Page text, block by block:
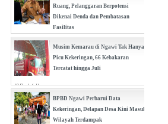
Ruang, Pelanggaran Berpotensi
Dikenai Denda dan Pembatasan
Fasilitas
(0 Reply(s))
Musim Kemarau di Ngawi Tak Hanya
Picu Kekeringan, 66 Kebakaran
Tercatat hingga Juli
(0 Reply(s))
BPBD Ngawi Perbarui Data
Kekeringan, Delapan Desa Kini Masuk
Wilayah Terdampak